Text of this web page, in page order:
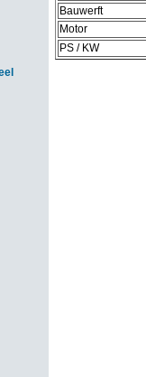
Bauwerft
Motor
PS / KW